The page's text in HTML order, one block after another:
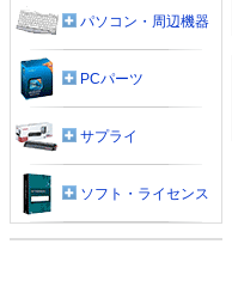
パソコン・周辺機器
PCパーツ
サプライ
ソフト・ライセンス